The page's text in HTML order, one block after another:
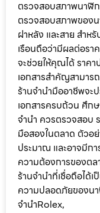
ตรวจสอบสภาพนาฬิก
ตรวจสอบสภาพของ
ฝาหลัง และสาย สำห
เรือนถือว่ามีผลต่อร
จะช่วยให้คุณได้ ราคา
เอกสารสำคัญสามาร
ร้านจำนำมืออาชีพจะ
เอกสารครบถ้วน ศึก
จำนำ ควรตรวจสอบ
มือสองในตลาด ตัวอย่
ประมาณ และอาจมีก
ความต้องการของตล
ร้านจำนำที่เชื่อถือได้
ความปลอดภัยของน
จำนำRolex,